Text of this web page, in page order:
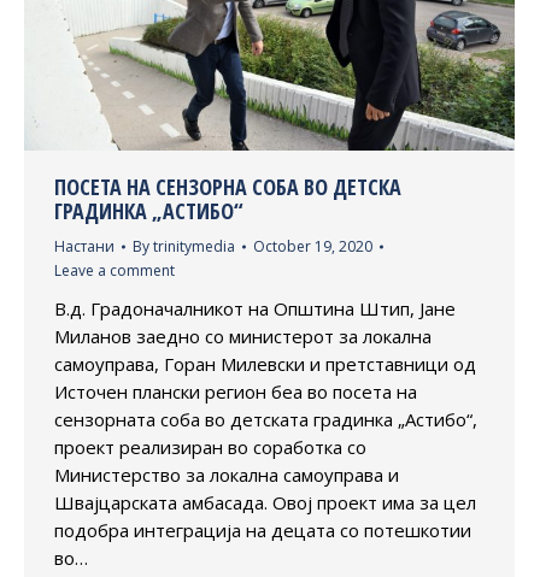
ПОСЕТА НА СЕНЗОРНА СОБА ВО ДЕТСКА
ГРАДИНКА „АСТИБО“
Настани Bytrinitymedia
October 19, 2020
Leave a comment
В.д. Градоначалникот на Општина Штип, Јане
Миланов заедно со министерот за локална
самоуправа, Горан Милевски и претставници од
Источен плански регион беа во посета на
сензорната соба во детската градинка „Астибо“,
проект реализиран во соработка со
Министерство за локална самоуправа и
Швајцарската амбасада. Овој проект има за цел
подобра интеграција на децата со потешкотии
во…